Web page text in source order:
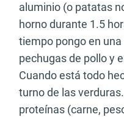
aluminio (o patatas
horno durante 1.5
tiempo pongo en
pechugas de pollo y
Cuando está todo
turno de las
proteínas (carne,